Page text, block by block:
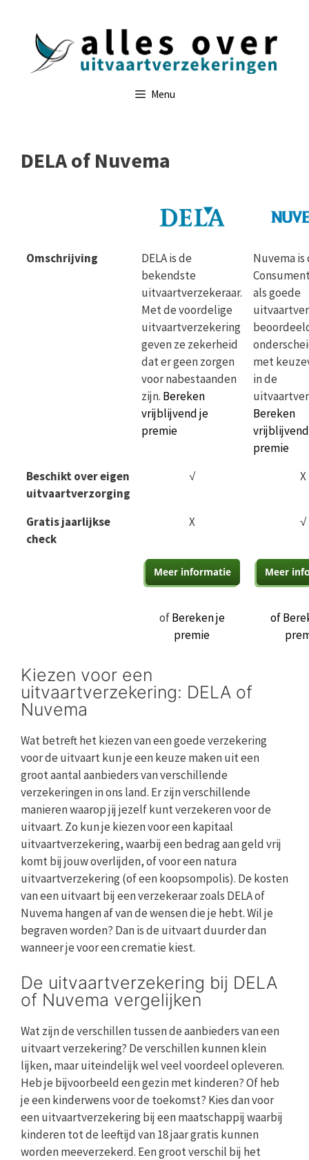
Menu
DELA of Nuvema
Omschrijving
DELA is de
bekendste
uitvaartverzekeraar.
Met de voordelige
uitvaartverzekering
geven ze zekerheid
dat er geen zorgen
voor nabestaanden
zijn. Bereken
vrijblijvend je
premie
Nuvema is
als goede
met
in de
Bereken
premie
Beschikt over eigen
uitvaartverzorging
√ X
Gratis jaarlijkse
check
X √
ofBereken je
premie
of
Kiezen voor een
uitvaartverzekering: DELA of
Nuvema
Wat betreft het kiezen van een goede verzekering
voor de uitvaart kun je een keuze maken uit een
groot aantal aanbieders van verschillende
verzekeringen in ons land. Er zijn verschillende
manieren waarop jij jezelf kunt verzekeren voor de
uitvaart. Zo kun je kiezen voor een kapitaal
uitvaartverzekering, waarbij een bedrag aan geld vrij
komt bij jouw overlijden, of voor een natura
uitvaartverzekering (of een koopsompolis). De kosten
van een uitvaart bij een verzekeraar zoals DELA of
Nuvema hangen af van de wensen die je hebt. Wil je
begraven worden? Dan is de uitvaart duurder dan
wanneer je voor een crematie kiest.
De uitvaartverzekering bij DELA
of Nuvema vergelijken
Wat zijn de verschillen tussen de aanbieders van een
uitvaart verzekering? De verschillen kunnen klein
lijken, maar uiteindelijk wel veel voordeel opleveren.
Heb je bijvoorbeeld een gezin met kinderen? Of heb
je een kinderwens voor de toekomst? Kies dan voor
een uitvaartverzekering bij een maatschappij waarbij
kinderen tot de leeftijd van 18 jaar gratis kunnen
worden meeverzekerd. Een groot verschil bij het